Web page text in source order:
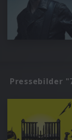
Pressebilder